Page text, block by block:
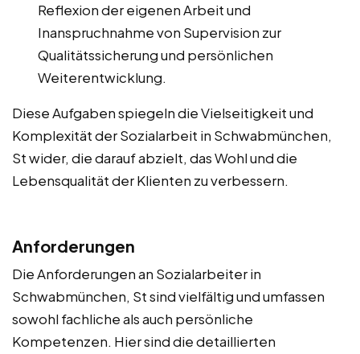
Reflexion der eigenen Arbeit und
Inanspruchnahme von Supervision zur
Qualitätssicherung und persönlichen
Weiterentwicklung.
Diese Aufgaben spiegeln die Vielseitigkeit und
Komplexität der Sozialarbeit in Schwabmünchen,
St wider, die darauf abzielt, das Wohl und die
Lebensqualität der Klienten zu verbessern.
Anforderungen
Die Anforderungen an Sozialarbeiter in
Schwabmünchen, St sind vielfältig und umfassen
sowohl fachliche als auch persönliche
Kompetenzen. Hier sind die detaillierten